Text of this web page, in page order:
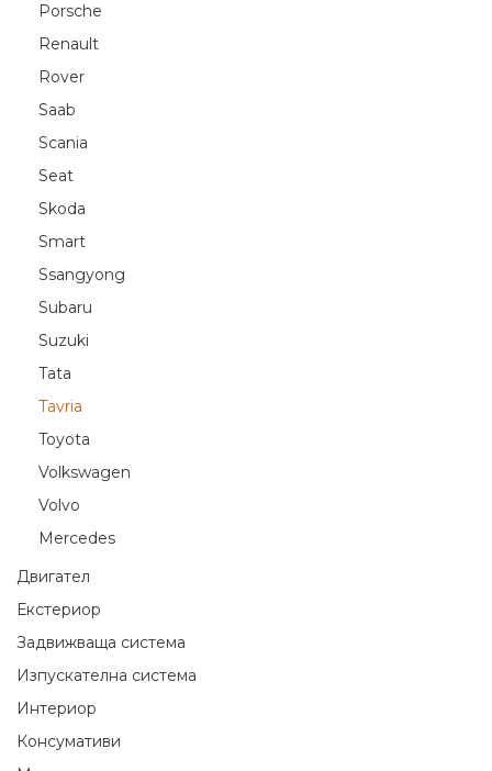
Porsche
Renault
Rover
Saab
Scania
Seat
Skoda
Smart
Ssangyong
Subaru
Suzuki
Tata
Tavria
Toyota
Volkswagen
Volvo
Мercedes
Двигател
Екстериор
Задвижваща система
Изпускателна система
Интериор
Консумативи